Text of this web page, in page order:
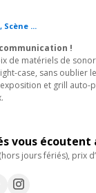
...
!
de matériels de
case, sans oublier
et grill auto-
vous écoutent
jours fériés), prix